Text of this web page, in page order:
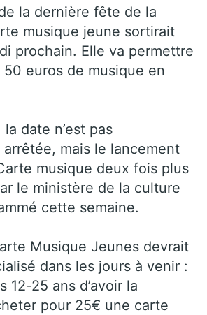
la dernière fête de la
musique jeune sortirait
prochain. Elle va permettre
50 euros de musique en
date n’est pas
mais le lancement
musique deux fois plus
le ministère de la culture
cette semaine.
Musique Jeunes devrait
dans les jours à venir :
12-25 ans d’avoir la
pour 25€ une carte